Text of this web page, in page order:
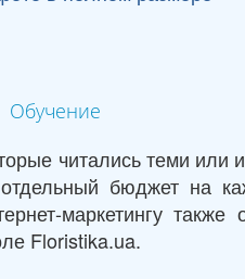
Обучение
читались теми
бюджет на
маркетингу
Floristika.ua.